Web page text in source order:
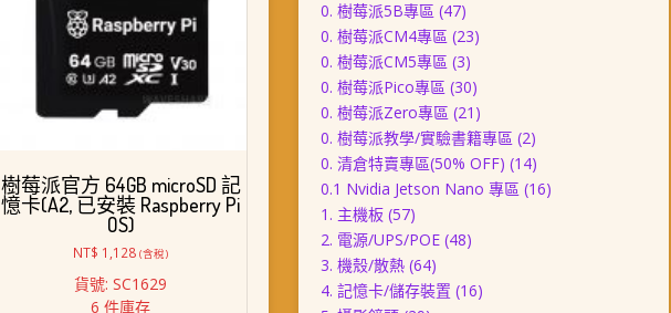
樹莓派官方 64GB microSD 記
憶卡(A2, 已安裝 Raspberry Pi
OS)
NT$ 1,128 (含稅)
貨號: SC1629
6 件庫存
0. 樹莓派5B專區 (47)
0. 樹莓派CM4專區 (23)
0. 樹莓派CM5專區 (3)
0. 樹莓派Pico專區 (30)
0. 樹莓派Zero專區 (21)
0. 樹莓派教學/實驗書籍專區 (2)
0. 清倉特賣專區(50% OFF) (14)
0.1 Nvidia Jetson Nano 專區 (16)
1. 主機板 (57)
2. 電源/UPS/POE (48)
3. 機殼/散熱 (64)
4. 記憶卡/儲存裝置 (16)